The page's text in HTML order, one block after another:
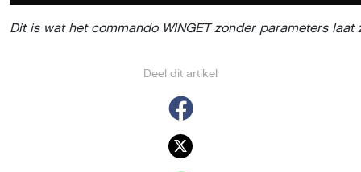
Deel dit artikel
Dit is wat het commando WINGET zonder parameters laat